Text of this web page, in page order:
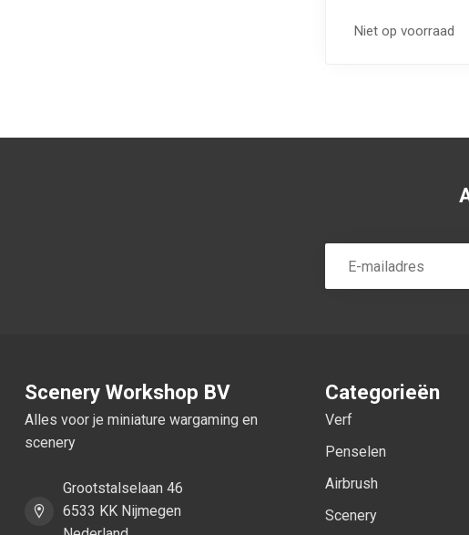
Niet op voorraad
Scenery Workshop BV
Alles voor je miniature wargaming en
scenery
Grootstalselaan 46
6533 KK Nijmegen
Categorieën
Verf
Penselen
Airbrush
Scenery